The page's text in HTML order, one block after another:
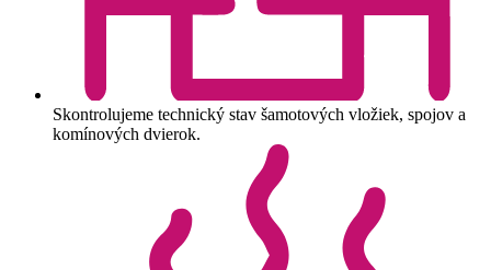
Skontrolujeme technický stav šamotových vložiek, spojov a
komínových dvierok.